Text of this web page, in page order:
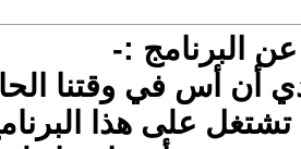
عن البرنامج :-
دي أن أس في وقتنا
على هذا